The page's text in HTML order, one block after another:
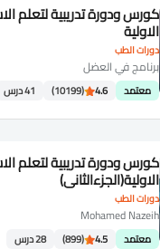
دورات الطب
كورس ودورة تدريبية لتعلم
الاولية
برنامج في العضل
معتمد 4.6
(10199) 41 درس
دورات الطب
كورس ودورة تدريبية لتعلم
الاولية(الجزءالثانى)
Mohamed Nazeih
معتمد 4.5
(899) 28 درس